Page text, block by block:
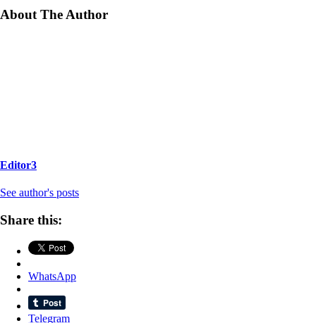
About The Author
Editor3
See author's posts
Share this:
WhatsApp
Telegram